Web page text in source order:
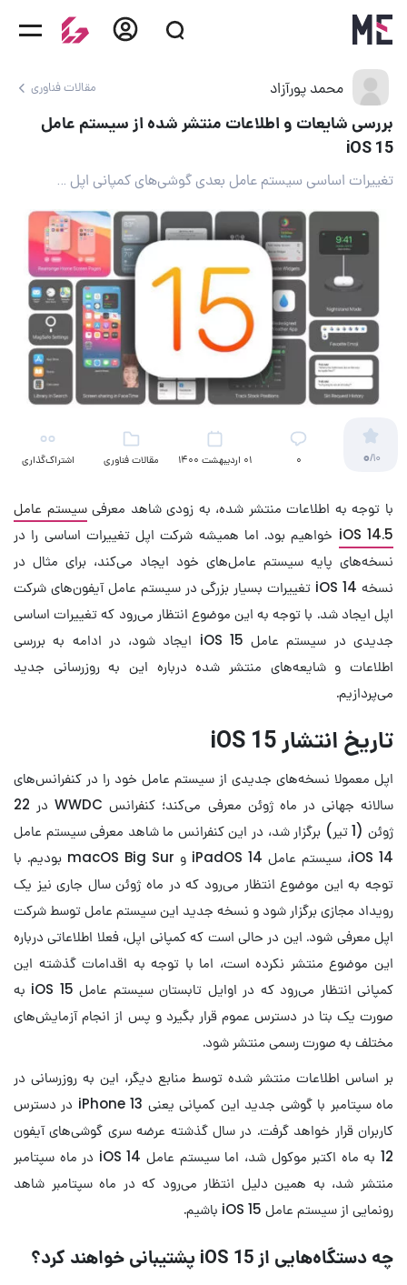
محمد پورآزاد مقالات فناوری
بررسی شایعات و اطلاعات منتشر شده از سیستم عامل
iOS 15
تغییرات اساسی سیستم عامل بعدی گوشی‌های کمپانی اپل چیست؟
0/10 ۰ 01 اردیبهشت 1400 مقالات فناوری اشتراک‌گذاری
با توجه به اطلاعات منتشر شده، به زودی شاهد معرفیسیستم عامل
iOS 14.5 خواهیم بود. اما همیشه شرکت اپل تغییرات اساسی را در
نسخه‌های پایه سیستم عامل‌های خود ایجاد می‌کند، برای مثال در
نسخه iOS 14 تغییرات بسیار بزرگی در سیستم عامل آیفون‌های شرکت
اپل ایجاد شد. با توجه به این موضوع انتظار می‌رود که تغییرات اساسی
جدیدی در سیستم عامل iOS 15 ایجاد شود، در ادامه به بررسی
اطلاعات و شایعه‌های منتشر شده درباره این به روزرسانی جدید
می‌پردازیم.
تاریخ انتشار iOS 15
اپل معمولا نسخه‌های جدیدی از سیستم عامل خود را در کنفرانس‌های
سالانه جهانی در ماه ژوئن معرفی می‌کند؛ کنفرانس WWDC در 22
ژوئن (1 تیر) برگزار شد، در این کنفرانس ما شاهد معرفی سیستم عامل
iOS 14، سیستم عامل iPadOS 14 و macOS Big Sur بودیم. با
توجه به این موضوع انتظار می‌رود که در ماه ژوئن سال جاری نیز یک
رویداد مجازی برگزار شود و نسخه جدید این سیستم عامل توسط شرکت
اپل معرفی شود. این در حالی است که کمپانی اپل، فعلا اطلاعاتی درباره
این موضوع منتشر نکرده است، اما با توجه به اقدامات گذشته این
کمپانی انتظار می‌رود که در اوایل تابستان سیستم عامل iOS 15 به
صورت یک بتا در دسترس عموم قرار بگیرد و پس از انجام آزمایش‌های
مختلف به صورت رسمی منتشر شود.
بر اساس اطلاعات منتشر شده توسط منابع دیگر، این به روزرسانی در
ماه سپتامبر با گوشی جدید این کمپانی یعنی iPhone 13 در دسترس
کاربران قرار خواهد گرفت. در سال گذشته عرضه سری گوشی‌های آیفون
12 به ماه اکتبر موکول شد، اما سیستم عامل iOS 14 در ماه سپتامبر
منتشر شد، به همین دلیل انتظار می‌رود که در ماه سپتامبر شاهد
رونمایی از سیستم عامل iOS 15 باشیم.
چه دستگاه‌هایی از iOS 15 پشتیبانی خواهند کرد؟